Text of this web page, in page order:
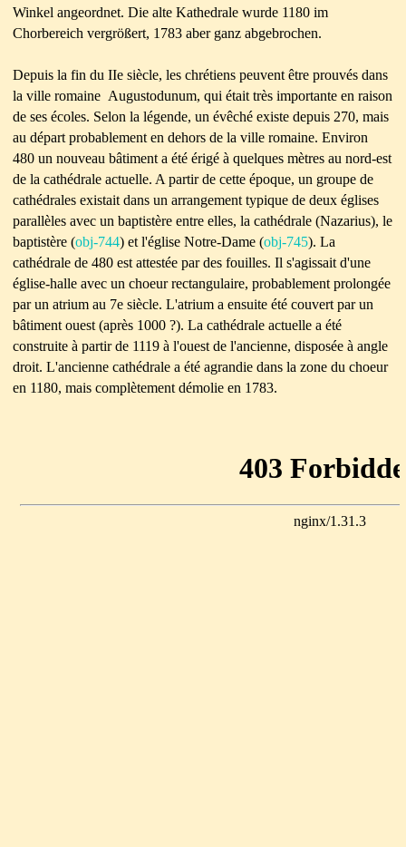
Winkel angeordnet. Die alte Kathedrale wurde 1180 im
Chorbereich vergrößert, 1783 aber ganz abgebrochen.
Depuis la fin du IIe siècle, les chrétiens peuvent être prouvés dans
la ville romaine Augustodunum, qui était très importante en raison
de ses écoles. Selon la légende, un évêché existe depuis 270, mais
au départ probablement en dehors de la ville romaine. Environ
480 un nouveau bâtiment a été érigé à quelques mètres au nord-est
de la cathédrale actuelle. A partir de cette époque, un groupe de
cathédrales existait dans un arrangement typique de deux églises
parallèles avec un baptistère entre elles, la cathédrale (Nazarius), le
baptistère (obj-744) et l'église Notre-Dame (obj-745). La
cathédrale de 480 est attestée par des fouilles. Il s'agissait d'une
église-halle avec un choeur rectangulaire, probablement prolongée
par un atrium au 7e siècle. L'atrium a ensuite été couvert par un
bâtiment ouest (après 1000 ?). La cathédrale actuelle a été
construite à partir de 1119 à l'ouest de l'ancienne, disposée à angle
droit. L'ancienne cathédrale a été agrandie dans la zone du choeur
en 1180, mais complètement démolie en 1783.